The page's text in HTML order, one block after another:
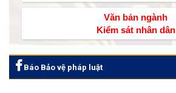
Văn bản ngành
Kiểm sát nhân dân
Báo Bảo vệ pháp luật